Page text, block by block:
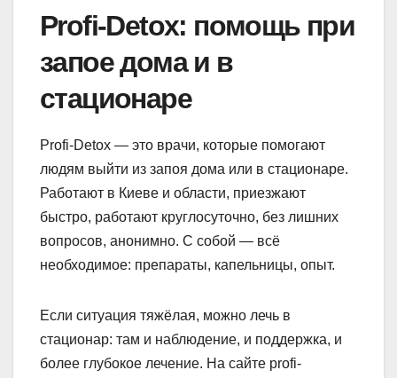
Profi-Detox: помощь при
запое дома и в
стационаре
Profi-Detox — это врачи, которые помогают
людям выйти из запоя дома или в стационаре.
Работают в Киеве и области, приезжают
быстро, работают круглосуточно, без лишних
вопросов, анонимно. С собой — всё
необходимое: препараты, капельницы, опыт.
Если ситуация тяжёлая, можно лечь в
стационар: там и наблюдение, и поддержка, и
более глубокое лечение. На сайте profi-